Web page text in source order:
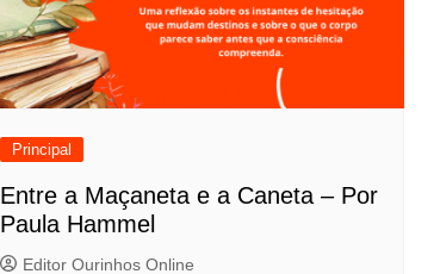
Principal
Entre a Maçaneta e a Caneta – Por
Paula Hammel
Editor Ourinhos Online